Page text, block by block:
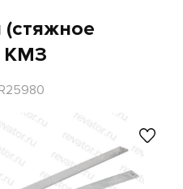
(стяжное
КМЗ